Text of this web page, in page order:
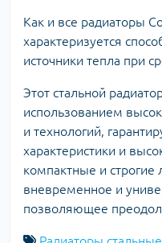
Как и все радиаторы
характеризуется
источники тепла при
Этот стальной
использованием
и технологий,
характеристики и
компактные и строгие
вневременное и
позволяющее